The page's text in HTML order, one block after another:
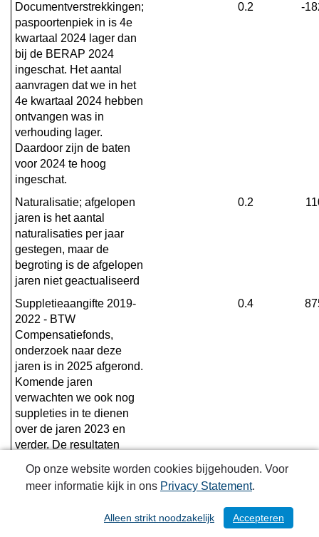
Toelichting
van
verschillen
baten
Documentverstrekkingen;
paspoortenpiek in is 4e
kwartaal 2024 lager dan
bij de BERAP 2024
ingeschat. Het aantal
aanvragen dat we in het
4e kwartaal 2024 hebben
ontvangen was in
verhouding lager.
Daardoor zijn de baten
voor 2024 te hoog
ingeschat.
0.2 -
Naturalisatie; afgelopen
jaren is het aantal
naturalisaties per jaar
gestegen, maar de
begroting is de afgelopen
jaren niet geactualiseerd
0.2
Suppletieaangifte 2019-
2022 - BTW
Compensatiefonds,
onderzoek naar deze
jaren is in 2025 afgerond.
Komende jaren
verwachten we ook nog
suppleties in te dienen
over de jaren 2023 en
verder. De resultaten
bekend.
0.4
dekking van de lasten
/ 230
Op onze website worden cookies bijgehouden. Voor
meer informatie kijk in ons Privacy Statement.
Accepteren
Alleen strikt noodzakelijk